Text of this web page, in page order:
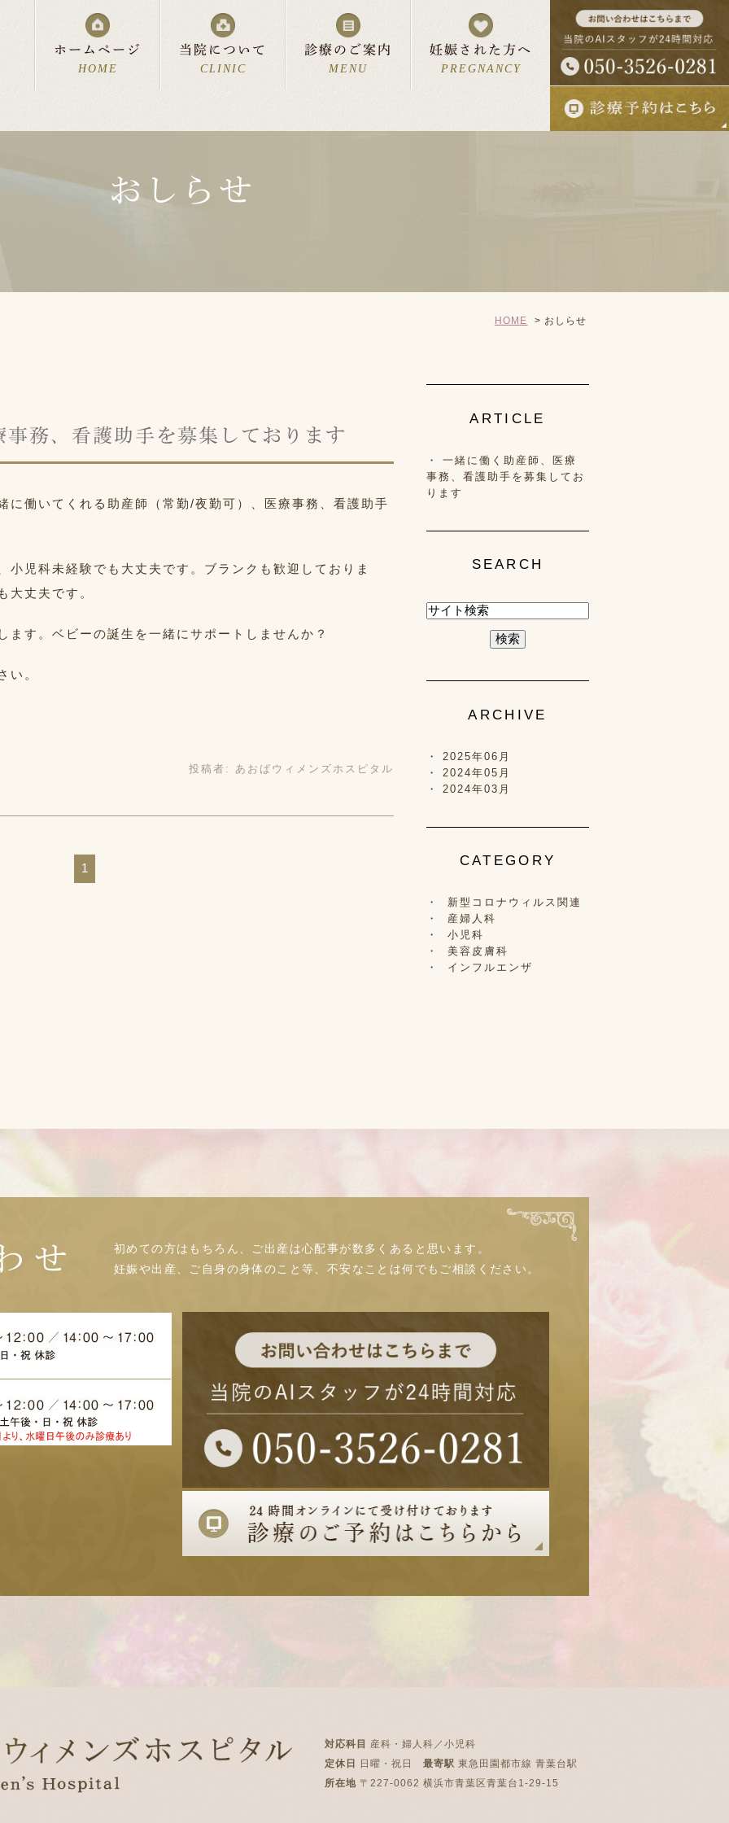
ホームページ
HOME
当院について
CLINIC
診療時間・アクセス リンク集
診療のご案内
MENU
美容皮膚科 中絶について
妊娠された方へ
PREGNANCY
費用について よくあるご質問
スペシャルサポート
おしらせ
HOME おしらせ
務、看護助手を募集しております
に働いてくれる助産師（常勤/夜勤可）、医療事務、看護助手
小児科未経験でも大丈夫です。ブランクも歓迎しておりま
大丈夫です。
ます。ベビーの誕生を一緒にサポートしませんか？
い。
投稿者: あおばウィメンズホスピタル
1
ARTICLE
一緒に働く助産師、医療
事務、看護助手を募集してお
ります
SEARCH
ARCHIVE
2025年06月
2024年05月
2024年03月
CATEGORY
新型コロナウィルス関連
産婦人科
小児科
美容皮膚科
インフルエンザ
せ
初めての方はもちろん、ご出産は心配事が数多くあると思います。
妊娠や出産、ご自身の身体のこと等、不安なことは何でもご相談ください。
対応科目 産科・婦人科／小児科
定休日
日曜・祝日 最寄駅 東急田園都市線 青葉台駅
所在地 〒227-0062 横浜市青葉区青葉台1-29-15